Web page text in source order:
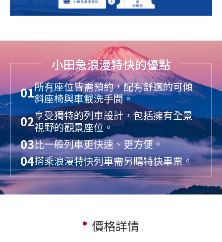
English 繁体中文
小田急浪漫特快的優點
01所有座位皆需預約，配有舒適的可傾
斜座椅與車載洗手間。
02享受獨特的列車設計，包括擁有全景
視野的觀景座位。
03比一般列車更快速、更方便。
04搭乘浪漫特快列車需另購特快車票。
價格詳情